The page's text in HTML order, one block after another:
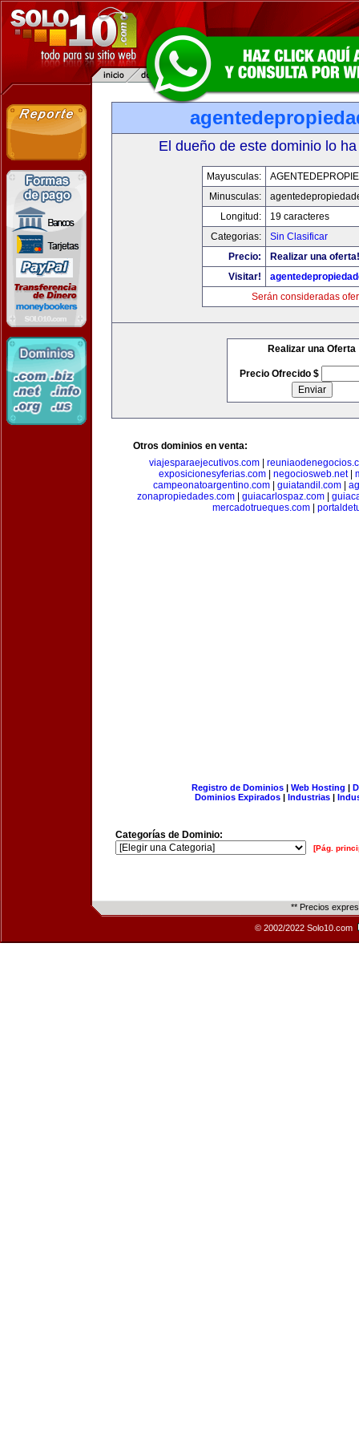
El dueño de este dominio lo
Mayusculas:
Minusculas:
Longitud:
19 caracteres
Categorias:
Sin Clasificar
Precio:
Realizar una oferta!
Visitar!
Serán consideradas
Realizar una Oferta
Precio Ofrecido $
Otros dominios en venta:
viajesparaejecutivos.com|
exposicionesyferias.com
negociosweb.net|
campeonatoargentino.com| guiatandil.com|
zonapropiedades.com
guiacarlospaz.com
mercadotrueques.com
Registro de Dominios| Web Hosting |
Dominios Expirados | Industrias |
Categorías de Dominio:
[Pág.
** Precios
© 2002/2022 Solo10.com